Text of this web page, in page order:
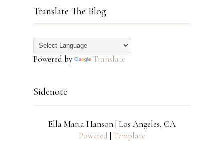
Translate The Blog
Powered by Translate
Sidenote
Ella Maria Hanson | Los Angeles, CA
Powered
Template